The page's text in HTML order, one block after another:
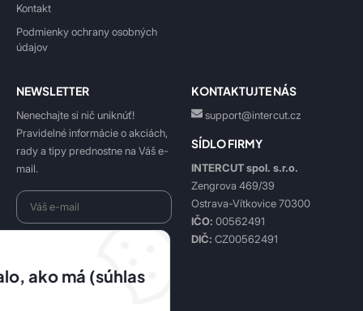
Kontakt
Podmienky ochrany osobných
údajov
NEWSLETTER
Nenechajte si nič uniknúť!
Pravidelné informácie o akciách,
rady a tipy prednostne na Váš e-
mail.
Prihlásiť sa k odberu
KONTAKTUJTE NÁS
support@intercut.cz
SÍDLO FIRMY
INTERCUT spol. s.r.o.
Zengrova 469/39
Ostrava-Vítkovice 70300
IČO: 00562491
DIČ: CZ00562491
ako má (súhlas